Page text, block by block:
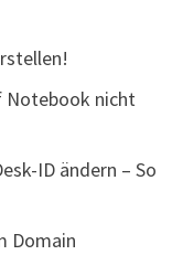
Notebook nicht
ID ändern – So
Domain